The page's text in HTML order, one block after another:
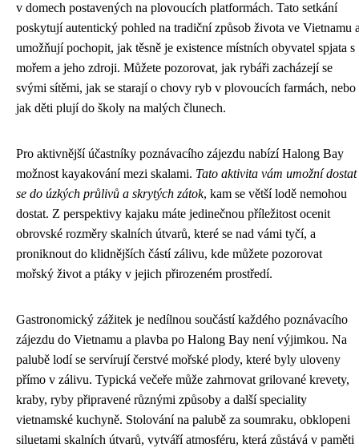
v domech postavených na plovoucích platformách. Tato setkání
poskytují autentický pohled na tradiční způsob života ve Vietnamu
umožňují pochopit, jak těsně je existence místních obyvatel spjata s
mořem a jeho zdroji. Můžete pozorovat, jak rybáři zacházejí se
svými sítěmi, jak se starají o chovy ryb v plovoucích farmách, nebo
jak děti plují do školy na malých člunech.
Pro aktivnější účastníky poznávacího zájezdu nabízí Halong Bay
možnost kayakování mezi skalami. Tato aktivita vám umožní dostat
se do úzkých průlivů a skrytých zátok, kam se větší lodě nemohou
dostat. Z perspektivy kajaku máte jedinečnou příležitost ocenit
obrovské rozměry skalních útvarů, které se nad vámi tyčí, a
proniknout do klidnějších částí zálivu, kde můžete pozorovat
mořský život a ptáky v jejich přirozeném prostředí.
Gastronomický zážitek je nedílnou součástí každého poznávacího
zájezdu do Vietnamu a plavba po Halong Bay není výjimkou. Na
palubě lodí se servírují čerstvé mořské plody, které byly uloveny
přímo v zálivu. Typická večeře může zahrnovat grilované krevety,
kraby, ryby připravené různými způsoby a další speciality
vietnamské kuchyně. Stolování na palubě za soumraku, obklopeni
siluetami skalních útvarů, vytváří atmosféru, která zůstává v paměti